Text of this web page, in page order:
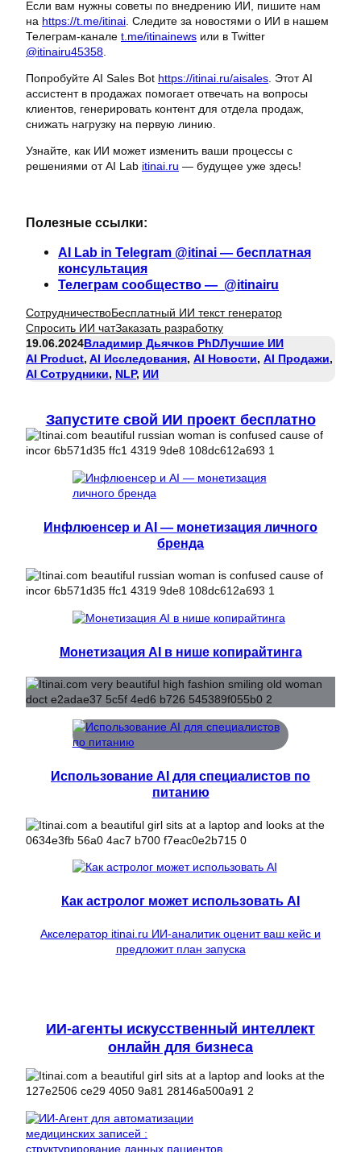
Если вам нужны советы по внедрению ИИ, пишите нам
на https://t.me/itinai . Следите за новостями о ИИ в нашем
Телеграм-канале t.me/itinainews или в Twitter
@itinairu45358
Попробуйте AI Sales Bot https://itinai.ru/aisales . Этот AI
ассистент в продажах помогает отвечать на вопросы
клиентов, генерировать контент для отдела продаж,
снижать нагрузку на первую линию.
Узнайте, как ИИ может изменить ваши процессы с
решениями от AI Lab itinai.ru — будущее уже здесь!
Полезные ссылки:
AI Lab in Telegram @itinai — бесплатная
консультация
Телеграм сообщество — @itinairu
СотрудничествоБесплатный ИИ текст генератор
Спросить ИИ чатЗаказать разработку
19.06.2024Владимир Дьячков PhDЛучшие ИИ
AI Product, AI Исследования, AI Новости, AI Продажи
AI Сотрудники, NLP, ИИ
Запустите свой ИИ проект бесплатно
Инфлюенсер и AI — монетизация личного
бренда
Монетизация AI в нише копирайтинга
Использование AI для специалистов по
питанию
Как астролог может использовать AI
Акселератор itinai.ru ИИ-аналитик оценит ваш кейс и
предложит план запуска
ИИ-агенты искусственный интеллект
онлайн для бизнеса